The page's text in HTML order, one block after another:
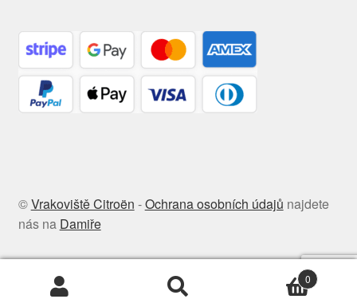
©Vrakoviště Citroën -Ochrana osobních údajů najdete
nás na Damiře
0